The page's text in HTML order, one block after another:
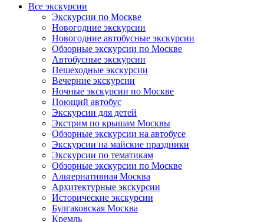
Все экскурсии
Экскурсии по Москве
Новогодние экскурсии
Новогодние автобусные экскурсии
Обзорные экскурсии по Москве
Автобусные экскурсии
Пешеходные экскурсии
Вечерние экскурсии
Ночные экскурсии по Москве
Поющий автобус
Экскурсии для детей
Экстрим по крышам Москвы
Обзорные экскурсии на автобусе
Экскурсии на майские праздники
Экскурсии по тематикам
Обзорные экскурсии по Москве
Альтернативная Москва
Архитектурные экскурсии
Исторические экскурсии
Булгаковская Москва
Кремль